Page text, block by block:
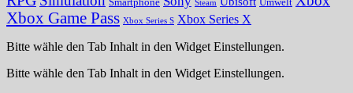
Steam
Xbox Game Pass Xbox Series S Xbox Series X
Bitte wähle den Tab Inhalt in den Widget Einstellungen.
Bitte wähle den Tab Inhalt in den Widget Einstellungen.